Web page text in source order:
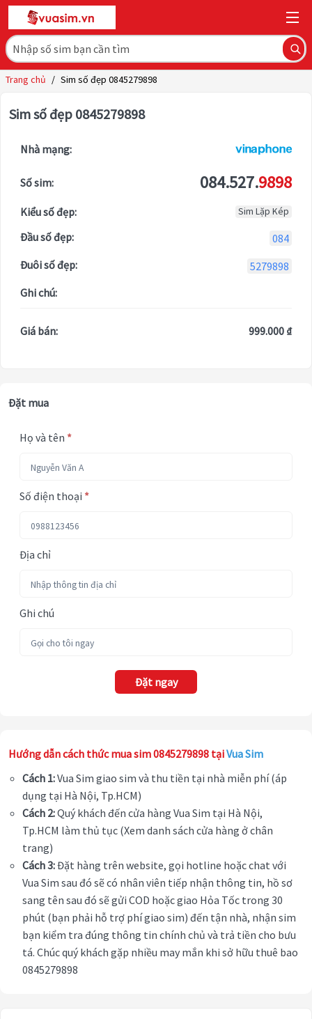
Trang chủ / Sim số đẹp 0845279898
Sim số đẹp 0845279898
Nhà mạng:
Số sim: 084.527.9898
Kiểu số đẹp: Sim Lặp Kép
Đầu số đẹp:
084
Đuôi số đẹp:
5279898
Ghi chú:
Giá bán: 999.000 ₫
Đặt mua
Họ và tên *
Số điện thoại *
Địa chỉ
Ghi chú
Đặt ngay
Hướng dẫn cách thức mua sim 0845279898 tạiVua Sim
Cách 1:Vua Sim giao sim và thu tiền tại nhà miễn phí (áp
dụng tại Hà Nội, Tp.HCM)
Cách 2:Quý khách đến cửa hàng Vua Sim tại Hà Nội,
Tp.HCM làm thủ tục (Xem danh sách cửa hàng ở chân
trang)
Cách 3:Đặt hàng trên website, gọi hotline hoặc chat với
Vua Sim sau đó sẽ có nhân viên tiếp nhận thông tin, hồ sơ
sang tên sau đó sẽ gửi COD hoặc giao Hỏa Tốc trong 30
phút (bạn phải hỗ trợ phí giao sim) đến tận nhà, nhận sim
bạn kiểm tra đúng thông tin chính chủ và trả tiền cho bưu
tá. Chúc quý khách gặp nhiều may mắn khi sở hữu thuê bao
0845279898